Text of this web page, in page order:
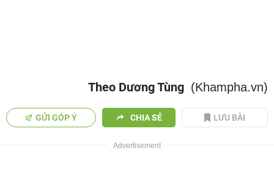
Theo Dương Tùng (Khampha.vn)
GỬI GÓP Ý CHIA SẺ LƯU BÀI